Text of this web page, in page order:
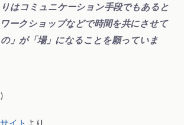
はコミュニケーション手段でもあると
ークショップなどで時間を共にさせて
」が「場」になることを願っていま